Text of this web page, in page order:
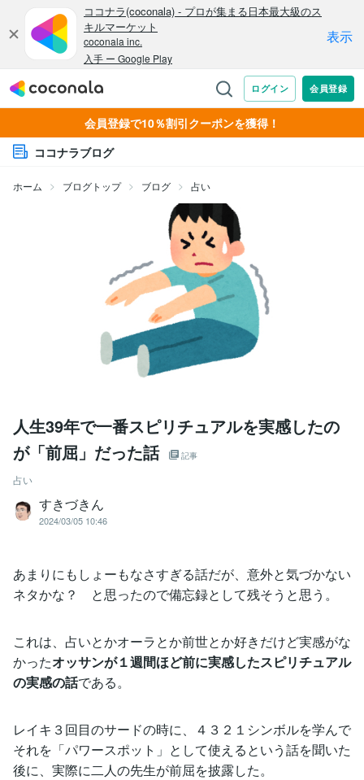
会員登録で10％割引クーポンを獲得！
ココナラブログ
ホーム ブログトップ ブログ 占い
人生39年で一番スピリチュアルを実感したの
が「前屈」だった話
記事
占い
すきづきん
2024/03/05 10:46
あまりにもしょーもなさすぎる話だが、意外と気づかない
ネタかな？ と思ったので備忘録として残そうと思う。
これは、占いとかオーラとか前世とか好きだけど実感がな
かったオッサンが１週間ほど前に実感したスピリチュアル
の実感の話である。
レイキ３回目のサードの時に、４３２１シンボルを学んで
それを「パワースポット」として使えるという話を聞いた
後に、実際に二人の先生が前屈を披露した。